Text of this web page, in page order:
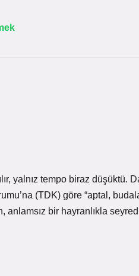
yalnız tempo biraz
(TDK) göre “aptal,
anlamsız bir hayranlıkla